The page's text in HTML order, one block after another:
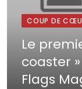
COUP DE
Le
coaster
Flags